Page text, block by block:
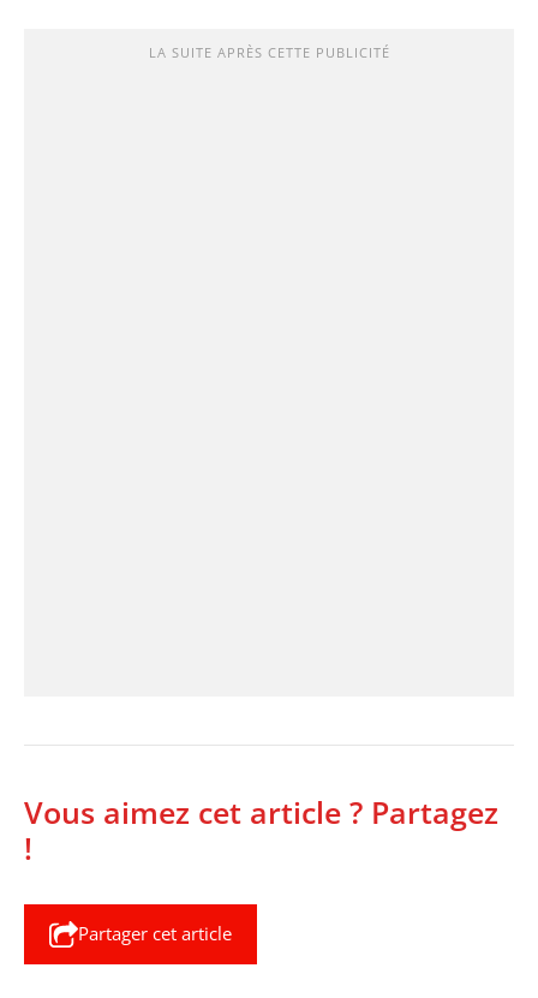
LA SUITE APRÈS CETTE PUBLICITÉ
Vous aimez cet article ? Partagez
!
Partager cet article